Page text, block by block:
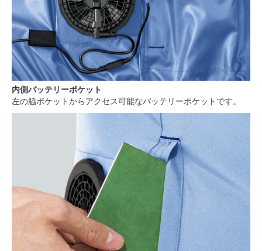
内側バッテリーポケット
左の脇ポケットからアクセス可能なバッテリーポケットです。